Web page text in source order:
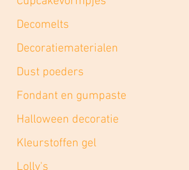
Decomelts
Dust poeders
Decoratiematerialen
Fondant en gumpaste
Halloween decoratie
Kleurstoffen gel
Lolly's